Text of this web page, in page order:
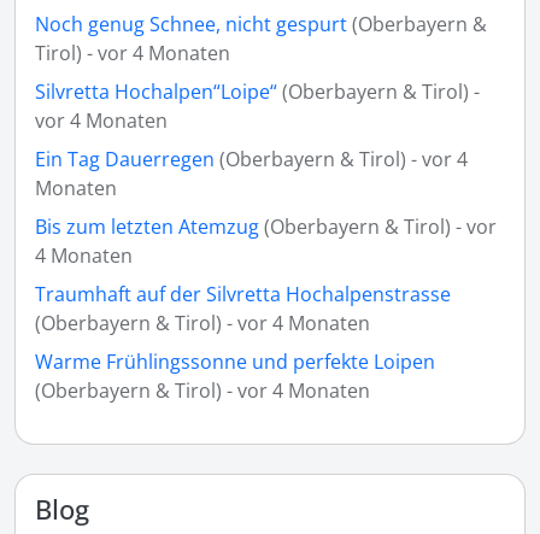
Noch genug Schnee, nicht gespurt(Oberbayern &
Tirol) - vor 4 Monaten
Silvretta Hochalpen“Loipe“(Oberbayern & Tirol) -
vor 4 Monaten
Ein Tag Dauerregen (Oberbayern & Tirol) - vor 4
Monaten
Bis zum letzten Atemzug(Oberbayern & Tirol) - vor
4 Monaten
Traumhaft auf der Silvretta Hochalpenstrasse
(Oberbayern & Tirol) - vor 4 Monaten
Warme Frühlingssonne und perfekte Loipen
(Oberbayern & Tirol) - vor 4 Monaten
Blog